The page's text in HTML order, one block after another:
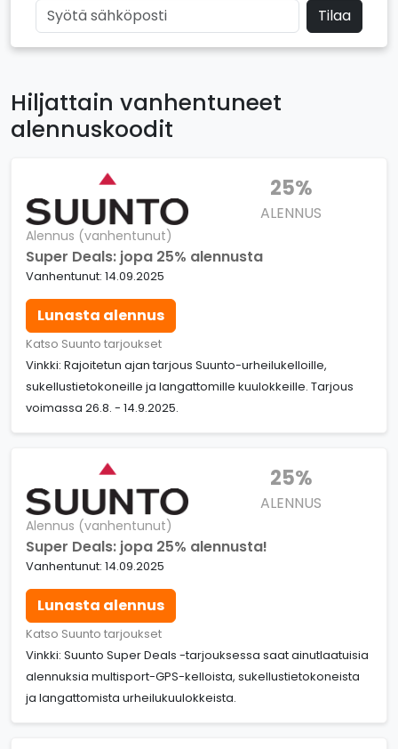
Tilaa
Hiljattain vanhentuneet
alennuskoodit
25%
ALENNUS
Alennus (vanhentunut)
Super Deals: jopa 25% alennusta
Vanhentunut: 14.09.2025
Lunasta alennus
Katso Suunto tarjoukset
Vinkki: Rajoitetun ajan tarjous Suunto-urheilukelloille,
sukellustietokoneille ja langattomille kuulokkeille. Tarjous
voimassa 26.8. - 14.9.2025.
25%
ALENNUS
Alennus (vanhentunut)
Super Deals: jopa 25% alennusta!
Vanhentunut: 14.09.2025
Lunasta alennus
Katso Suunto tarjoukset
Vinkki: Suunto Super Deals -tarjouksessa saat ainutlaatuisia
alennuksia multisport-GPS-kelloista, sukellustietokoneista
ja langattomista urheilukuulokkeista.